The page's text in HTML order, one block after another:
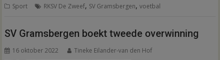
Sport RKSV De Zweef, SV Gramsbergen,voetbal
SV Gramsbergen boekt tweede overwinning
16 oktober 2022 Tineke Eilander-van den Hof